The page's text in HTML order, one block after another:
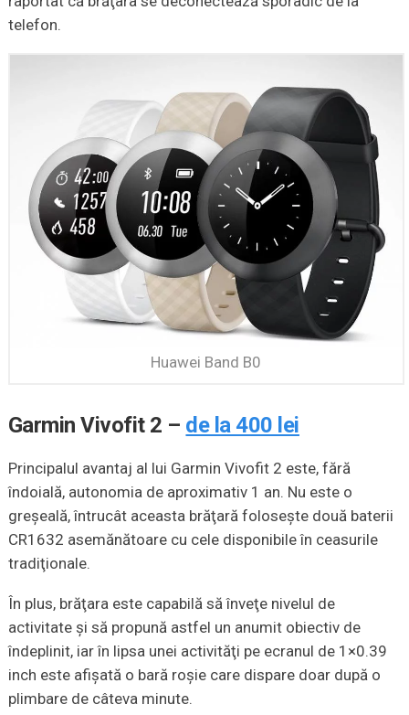
telefon.
Huawei Band B0
Garmin Vivofit 2 – de la 400 lei
Principalul avantaj al lui Garmin Vivofit 2 este, fără
îndoială, autonomia de aproximativ 1 an. Nu este o
greşeală, întrucât aceasta brăţară foloseşte două baterii
CR1632 asemănătoare cu cele disponibile în ceasurile
tradiţionale.
În plus, brăţara este capabilă să înveţe nivelul de
activitate şi să propună astfel un anumit obiectiv de
îndeplinit, iar în lipsa unei activităţi pe ecranul de 1×0.39
inch este afişată o bară roşie care dispare doar după o
plimbare de câteva minute.